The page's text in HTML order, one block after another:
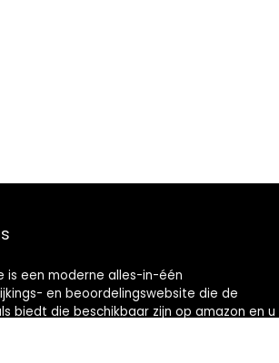
is een moderne alles-in-één
en beoordelingswebsite die de
biedt die beschikbaar zijn op amazon en u